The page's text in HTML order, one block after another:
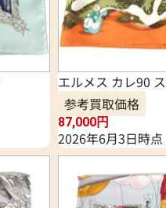
エルメス カレ90
参考買取価格
87,000円
2026年6月3日時点